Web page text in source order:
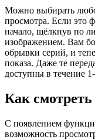
Можно выбирать
просмотра. Если это
начало, щёлкнув по
изображением. Вам
обрывки серий, и
показа. Даже те
доступны в течение
Как
С появлением
возможность